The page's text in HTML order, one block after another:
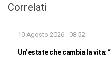
Correlati
10 Agosto 2026 - 08:52
Un’estate che cambia la vita: